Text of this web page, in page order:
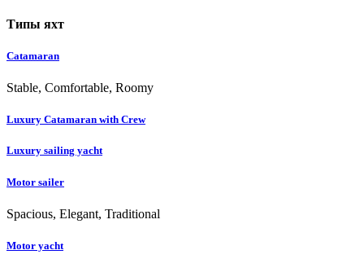
Типы яхт
Catamaran
Stable, Comfortable, Roomy
Luxury Catamaran with Crew
Luxury sailing yacht
Motor sailer
Spacious, Elegant, Traditional
Motor yacht